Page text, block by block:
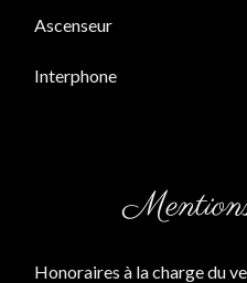
Ascenseur
Interphone
Honoraires à la charge du